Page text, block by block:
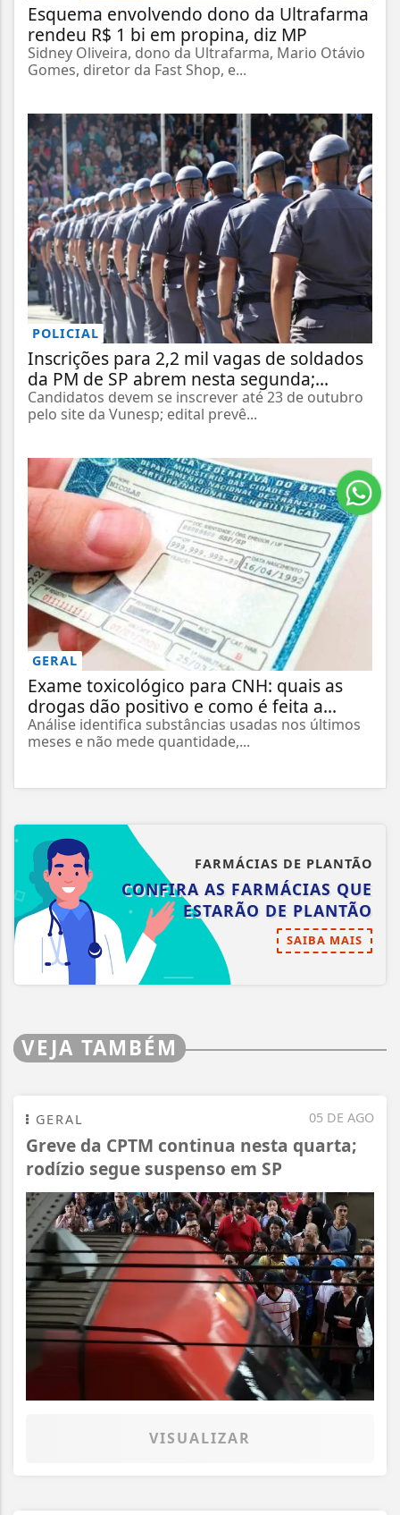
Esquema envolvendo dono da Ultrafarma
rendeu R$ 1 bi em propina, diz MP
Sidney Oliveira, dono da Ultrafarma, Mario Otávio
Gomes, diretor da Fast Shop, e...
POLICIAL
Inscrições para 2,2 mil vagas de soldados
da PM de SP abrem nesta segunda;...
Candidatos devem se inscrever até 23 de outubro
pelo site da Vunesp; edital prevê...
GERAL
Exame toxicológico para CNH: quais as
drogas dão positivo e como é feita a...
Análise identifica substâncias usadas nos últimos
meses e não mede quantidade,...
FARMÁCIAS DE PLANTÃO
CONFIRA AS FARMÁCIAS QUE
ESTARÃO DE PLANTÃO
SAIBA MAIS
VEJA TAMBÉM
05 DE AGO
GERAL
Greve da CPTM continua nesta quarta;
rodízio segue suspenso em SP
VISUALIZAR